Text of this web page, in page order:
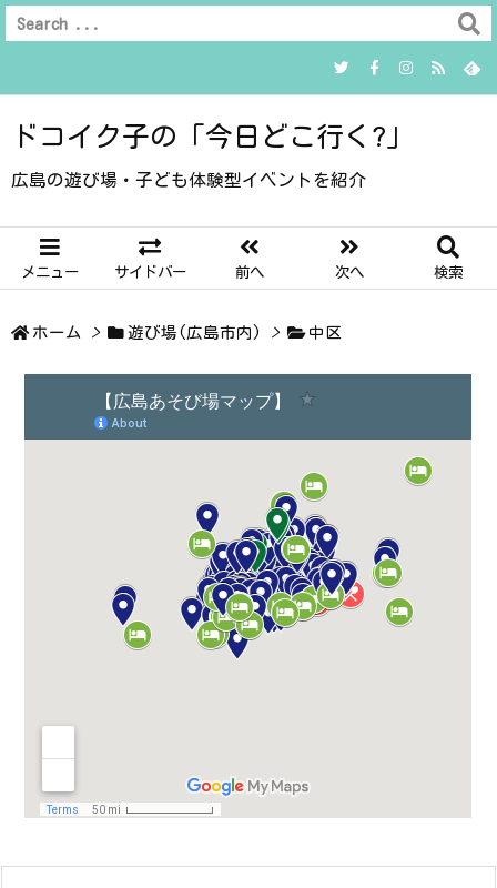
ドコイク子の「今日どこ行く?」
広島の遊び場・子ども体験型イベントを紹介
メニュー サイドバー 前へ 次へ 検索
ホーム > 遊び場(広島市内) > 中区